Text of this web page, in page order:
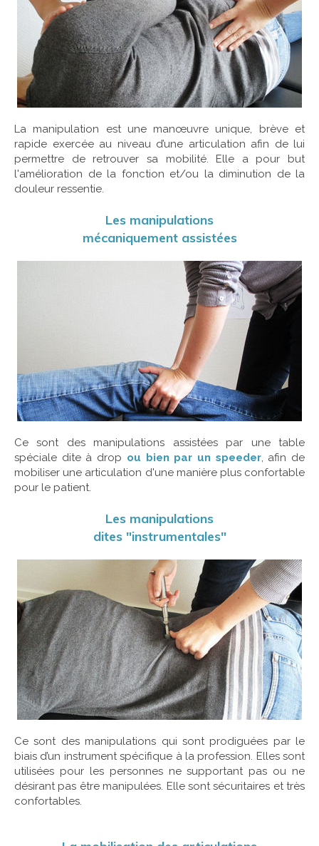
La manipulation est une manœuvre unique, brève et
rapide exercée au niveau d’une articulation afin de lui
permettre de retrouver sa mobilité. Elle a pour but
l'amélioration de la fonction et/ou la diminution de la
douleur ressentie.
Les manipulations
mécaniquement assistées
Ce sont des manipulations assistées par une table
spéciale dite à drop ou bien par un speeder, afin de
mobiliser une articulation d'une manière plus confortable
pour le patient.
Les manipulations
dites "instrumentales"
Ce sont des manipulations qui sont prodiguées par le
biais d’un instrument spécifique à la profession. Elles sont
utilisées pour les personnes ne supportant pas ou ne
désirant pas être manipulées. Elle sont sécuritaires et très
confortables.